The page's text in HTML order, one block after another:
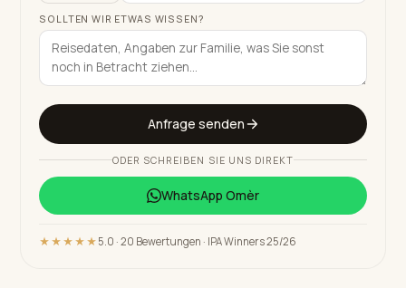
SOLLTEN WIR ETWAS WISSEN?
Anfrage senden
ODER SCHREIBEN SIE UNS DIREKT
WhatsApp Omèr
★★★★★ 5.0 · 20 Bewertungen · IPA Winners 25/26